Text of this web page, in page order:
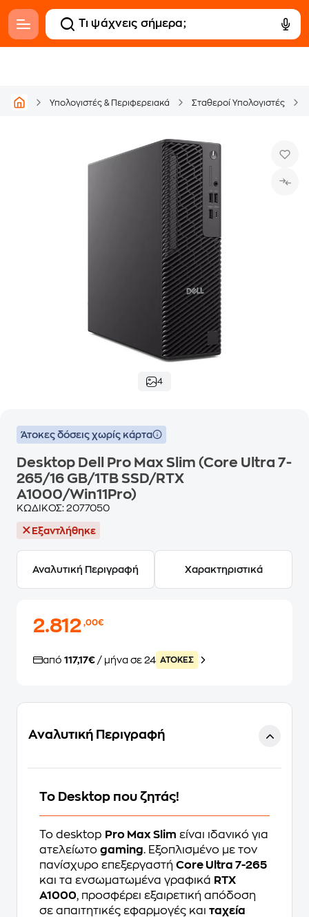
Υπολογιστές & Περιφερειακά Σταθεροί Υπολογιστές
4
Άτοκες δόσεις χωρίς κάρτα
Desktop Dell Pro Max Slim (Core Ultra 7-
265/16 GB/1TB SSD/RTX
A1000/Win11Pro)
ΚΩΔΙΚΟΣ: 2077050
Εξαντλήθηκε
Αναλυτική Περιγραφή Χαρακτηριστικά
2.812,00€
από 117,17€ / μήνα σε 24 ATOKEΣ
Αναλυτική Περιγραφή
Το Desktop που ζητάς!
Το desktop Pro Max Slim είναι ιδανικό για
ατελείωτο gaming. Εξοπλισμένο με τον
πανίσχυρο επεξεργαστή Core Ultra 7-265
και τα ενσωματωμένα γραφικά RTX
A1000, προσφέρει εξαιρετική απόδοση
σε απαιτητικές εφαρμογές και ταχεία